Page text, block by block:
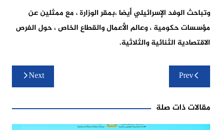
وتباحث الوفد الإسرائيلي أيضا ،بمقر الوزارة ، مع ممثلين عن
مؤسسات حكومية ، وعالم الأعمال والقطاع الخاص ، حول الفرص
الاقتصادية الثنائية والثلاثية.
تصفّح
المقالاتPrev
Next
مقالات ذات صلة